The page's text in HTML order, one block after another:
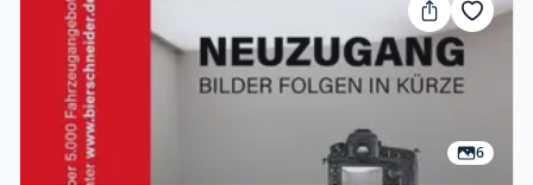
6